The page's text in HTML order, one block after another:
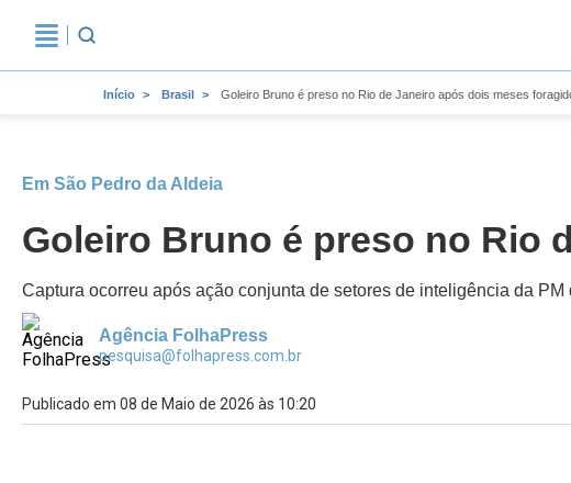
Início Brasil Goleiro Bruno é preso no Rio de Janeiro após dois meses
Em São Pedro da Aldeia
Goleiro Bruno é preso no Rio
Captura ocorreu após ação conjunta de setores de inteligência da
Agência FolhaPress
pesquisa@folhapress.com.br
Publicado em 08 de Maio de 2026 às 10:20